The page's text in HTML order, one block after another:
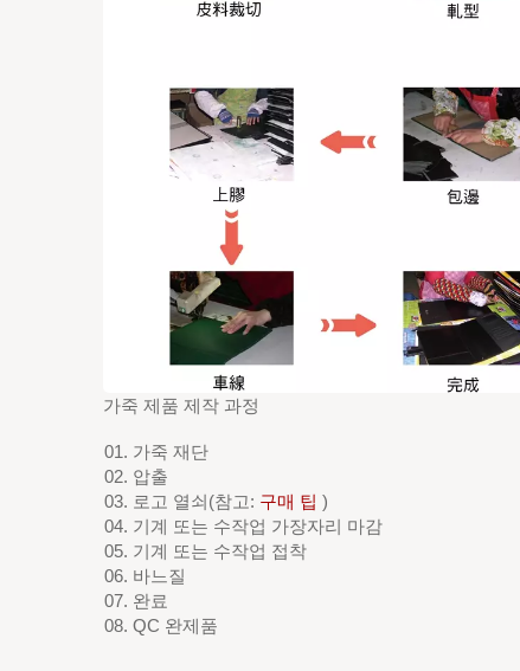
가죽 제품 제작 과정
가죽 재단
압출
로고 열쇠(참고: 구매 팁 )
기계 또는 수작업 가장자리 마감
기계 또는 수작업 접착
바느질
완료
QC 완제품